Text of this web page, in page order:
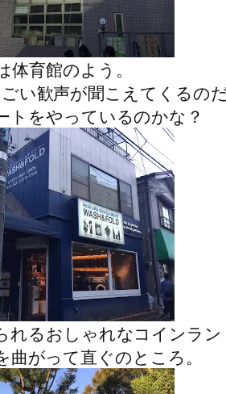
体育館のよう。
い歓声が聞こえてくるの
トをやっているのかな？
れるおしゃれなコインラ
曲がって直ぐのところ。